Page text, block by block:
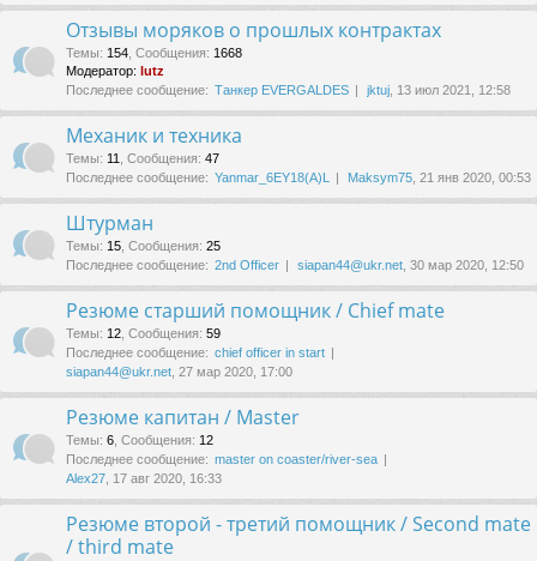
Отзывы моряков о прошлых контрактах
Темы: 154 Сообщения: 1668
Модератор: lutz
Последнее сообщение: Танкер EVERGALDES jktuj , 13 июл 2021, 12:58
Механик и техника
Темы: 11 Сообщения: 47
Последнее сообщение: Yanmar_6EY18(A)L Maksym75 , 21 янв 2020, 00:53
Штурман
Темы: 15 Сообщения: 25
Последнее сообщение: 2nd Officer siapan44@ukr.net , 30 мар 2020, 12:50
Резюме старший помощник / Chief mate
Темы: 12 Сообщения: 59
Последнее сообщение: chief officer in start
siapan44@ukr.net , 27 мар 2020, 17:00
Резюме капитан / Master
Темы: 6 Сообщения: 12
Последнее сообщение: master on coaster/river-sea
Alex27 , 17 авг 2020, 16:33
Резюме второй - третий помощник / Second mate
/ third mate